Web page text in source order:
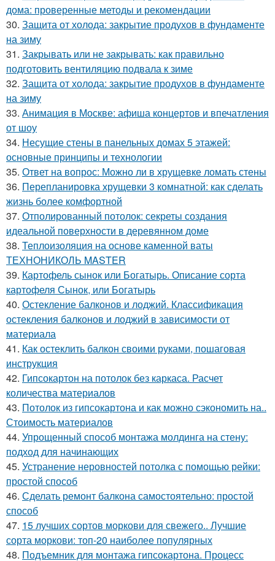
дома: проверенные методы и рекомендации
30. Защита от холода: закрытие продухов в фундаменте
на зиму
31. Закрывать или не закрывать: как правильно
подготовить вентиляцию подвала к зиме
32. Защита от холода: закрытие продухов в фундаменте
на зиму
33. Анимация в Москве: афиша концертов и впечатления
от шоу
34. Несущие стены в панельных домах 5 этажей:
основные принципы и технологии
35. Ответ на вопрос: Можно ли в хрущевке ломать стены
36. Перепланировка хрущевки 3 комнатной: как сделать
жизнь более комфортной
37. Отполированный потолок: секреты создания
идеальной поверхности в деревянном доме
38. Теплоизоляция на основе каменной ваты
ТЕХНОНИКОЛЬ MASTER
39. Картофель сынок или Богатырь. Описание сорта
картофеля Сынок, или Богатырь
40. Остекление балконов и лоджий. Классификация
остекления балконов и лоджий в зависимости от
материала
41. Как остеклить балкон своими руками, пошаговая
инструкция
42. Гипсокартон на потолок без каркаса. Расчет
количества материалов
43. Потолок из гипсокартона и как можно сэкономить на..
Стоимость материалов
44. Упрощенный способ монтажа молдинга на стену:
подход для начинающих
45. Устранение неровностей потолка с помощью рейки:
простой способ
46. Сделать ремонт балкона самостоятельно: простой
способ
47. 15 лучших сортов моркови для свежего.. Лучшие
сорта моркови: топ-20 наиболее популярных
48. Подъемник для монтажа гипсокартона. Процесс